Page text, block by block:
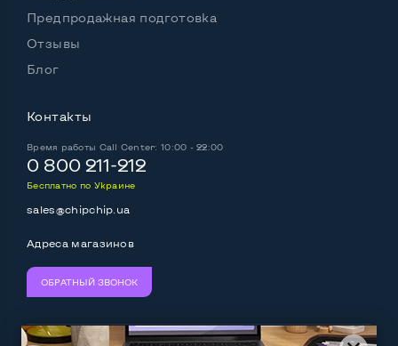
Предпродажная подготовка
Отзывы
Блог
Контакты
Время работы Call Center: 10:00 - 22:00
0 800 211-212
Бесплатно по Украине
sales@chipchip.ua
Адреса магазинов
ОБРАТНЫЙ ЗВОНОК